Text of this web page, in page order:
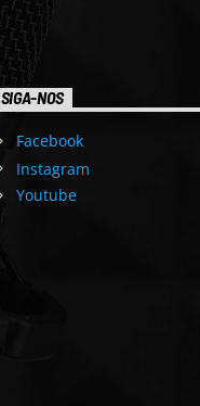
SIGA-NOS
Facebook
Instagram
Youtube